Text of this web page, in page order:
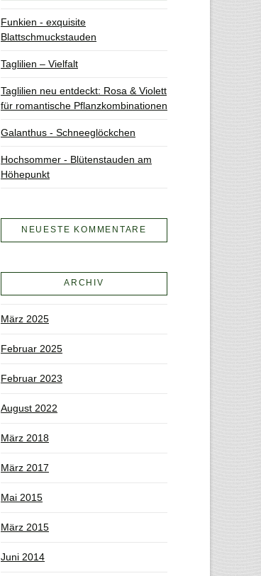
Funkien - exquisite
Blattschmuckstauden
Taglilien – Vielfalt
Taglilien neu entdeckt: Rosa & Violett
für romantische Pflanzkombinationen
Galanthus - Schneeglöckchen
Hochsommer - Blütenstauden am
Höhepunkt
NEUESTE KOMMENTARE
ARCHIV
März 2025
Februar 2025
Februar 2023
August 2022
März 2018
März 2017
Mai 2015
März 2015
Juni 2014